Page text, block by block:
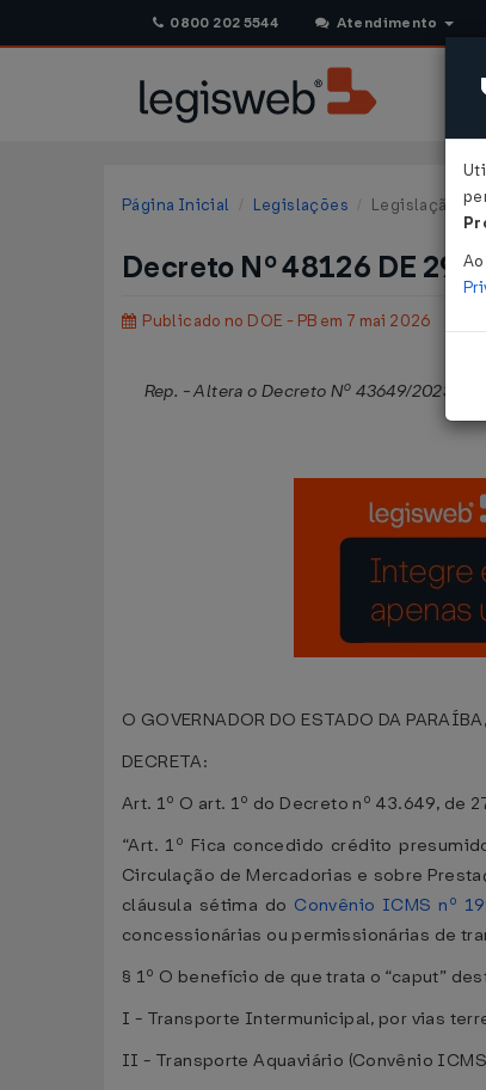
0800 202 5544 Atendimento
Página Inicial Legislações Legislação
Decreto Nº 48126 DE 29/
Publicado no DOE - PB em 7 mai 2026
Rep. - Altera o Decreto Nº 43649/2023,
O GOVERNADOR DO ESTADO DA
DECRETA:
Art. 1º O art. 1º do Decreto nº 43.649, de
“Art. 1º Fica concedido crédito
Circulação de Mercadorias e sobre
cláusula sétima do Convênio ICMS nº
concessionárias ou permissionárias de
§ 1º O benefício de que trata o “caput”
I - Transporte Intermunicipal, por vias
II - Transporte Aquaviário (Convênio